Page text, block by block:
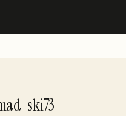
ski73